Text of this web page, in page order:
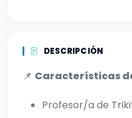
DESCRIPCIÓN
📌 Características
Profesor/a de